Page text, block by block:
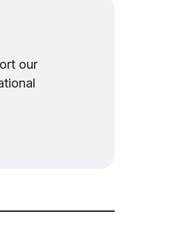
our